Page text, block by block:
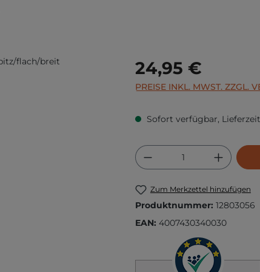
Regulärer Preis:
24,95 €
PREISE INKL. MWST. ZZGL.
Sofort verfügbar,
Produkt Anzahl:
Zum Merkzettel hinzufügen
Produktnummer: 12803056
EAN: 4007430340030